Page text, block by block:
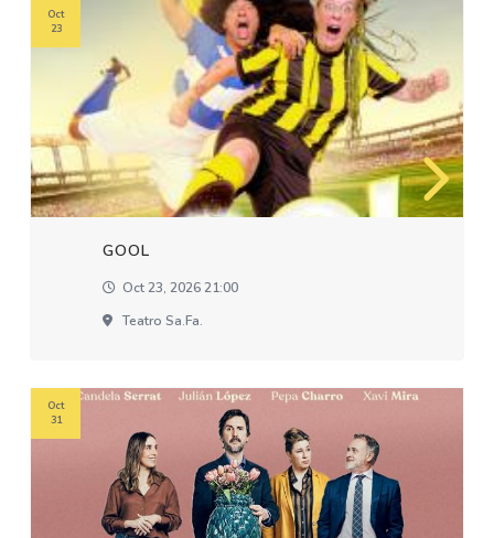
GOOL
Oct 23, 2026 21:00
Teatro Sa.fa.
Oct
23
Oct
31